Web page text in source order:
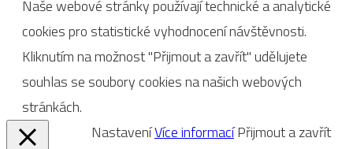
Naše webové stránky používají technické a analytické
cookies pro statistické vyhodnocení návštěvnosti.
Kliknutím na možnost "Přijmout a zavřít" udělujete
souhlas se soubory cookies na našich webových
stránkách.
NastaveníVíce informacíPřijmout a zavřít